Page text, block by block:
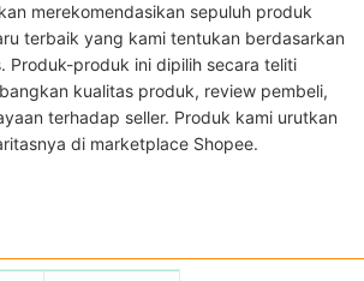
merekomendasikan sepuluh produk
terbaik yang kami tentukan berdasarkan
Produk-produk ini dipilih secara teliti
kualitas produk, review pembeli,
terhadap seller. Produk kami urutkan
di marketplace Shopee.